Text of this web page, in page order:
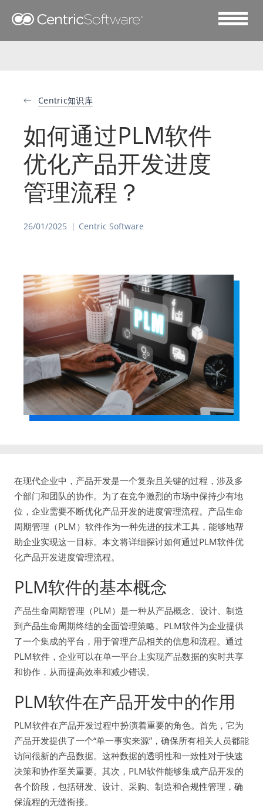
Centric知识库
如何通过PLM软件
优化产品开发进度
管理流程？
26/01/2025 Centric Software
在现代企业中，产品开发是一个复杂且关键的过程，涉及多
个部门和团队的协作。为了在竞争激烈的市场中保持少有地
位，企业需要不断优化产品开发的进度管理流程。产品生命
周期管理（PLM）软件作为一种先进的技术工具，能够地帮
助企业实现这一目标。本文将详细探讨如何通过PLM软件优
化产品开发进度管理流程。
PLM软件的基本概念
产品生命周期管理（PLM）是一种从产品概念、设计、制造
到产品生命周期终结的全面管理策略。PLM软件为企业提供
了一个集成的平台，用于管理产品相关的信息和流程。通过
PLM软件，企业可以在单一平台上实现产品数据的实时共享
和协作，从而提高效率和减少错误。
PLM软件在产品开发中的作用
PLM软件在产品开发过程中扮演着重要的角色。首先，它为
产品开发提供了一个“单一事实来源”，确保所有相关人员都能
访问很新的产品数据。这种数据的透明性和一致性对于快速
决策和协作至关重要。其次，PLM软件能够集成产品开发的
各个阶段，包括研发、设计、采购、制造和合规性管理，确
保流程的无缝衔接。